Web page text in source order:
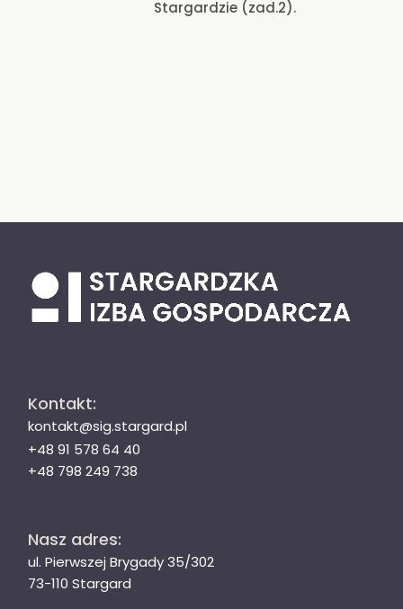
Stargardzie (zad.2).
Kontakt:
kontakt@sig.stargard.pl
+48 91 578 64 40
+48 798 249 738
Nasz adres:
ul. Pierwszej Brygady 35/302
73-110 Stargard